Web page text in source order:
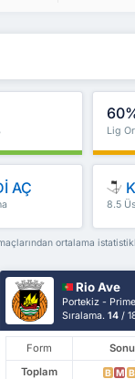
Lig
AÇ
8.5
ortalama
Rio Ave
Portekiz -
Sıralama.14 /
Form
Toplam
B M B